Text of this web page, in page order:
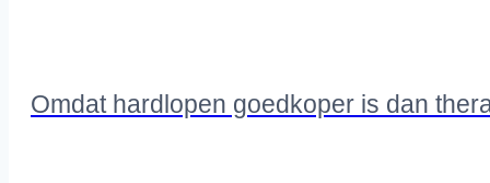
Omdat hardlopen goedkoper is dan